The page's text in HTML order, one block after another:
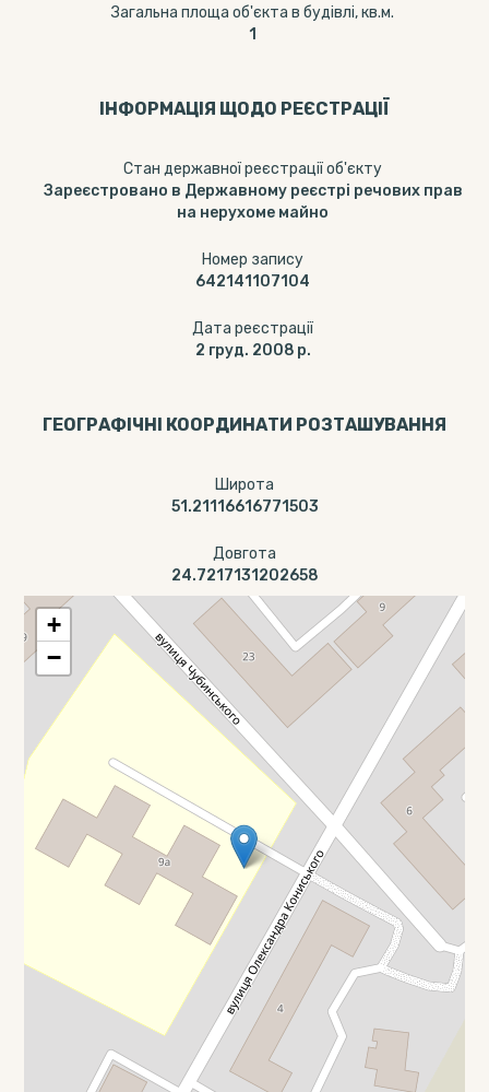
Загальна площа об'єкта в будівлі, кв.м.
1
ІНФОРМАЦІЯ ЩОДО РЕЄСТРАЦІЇ
Стан державної реєстрації об'єкту
Зареєстровано в Державному реєстрі речових прав
на нерухоме майно
Номер запису
642141107104
Дата реєстрації
2 груд. 2008 р.
ГЕОГРАФІЧНІ КООРДИНАТИ РОЗТАШУВАННЯ
Широта
51.21116616771503
Довгота
24.7217131202658
+
−